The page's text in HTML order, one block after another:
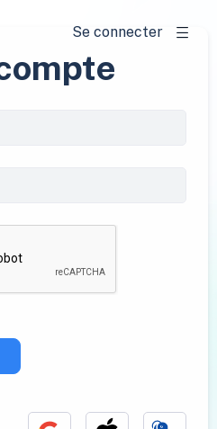
Se connecter